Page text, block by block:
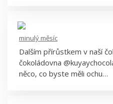
Kuyay
minulý měsíc
Dalším přírůstkem v naší
čokoládovna
něco, co byste měli ochu…